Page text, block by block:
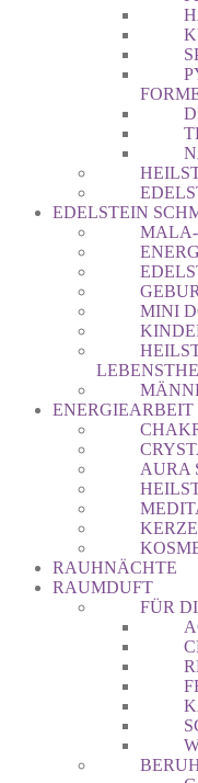
EDELSTEIN
MINI
ENERGIEARBEIT
AURA
RAUHNÄCHTE
RAUMDUFT
FÜR